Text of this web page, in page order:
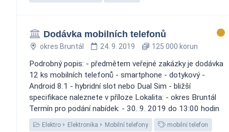
Dodávka mobilních telefonů
okres Bruntál 24. 9. 2019 125 000 korun
Podrobný popis: - předmětem veřejné zakázky je dodávka
12 ks mobilních telefonů - smartphone - dotykový -
Android 8.1 - hybridní slot nebo Dual Sim - bližší
specifikace naleznete v příloze Lokalita: - okres Bruntál
Termín pro podání nabídek: - 30. 9. 2019 do 13:00 hodin
Elektro Elektronika Mobilní telefony mobilní telefon